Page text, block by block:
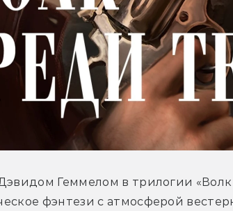
Геммелом в трилогии
фэнтези с атмосферой